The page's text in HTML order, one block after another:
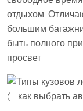
отдыхом.
большим
быть полного
просвет.